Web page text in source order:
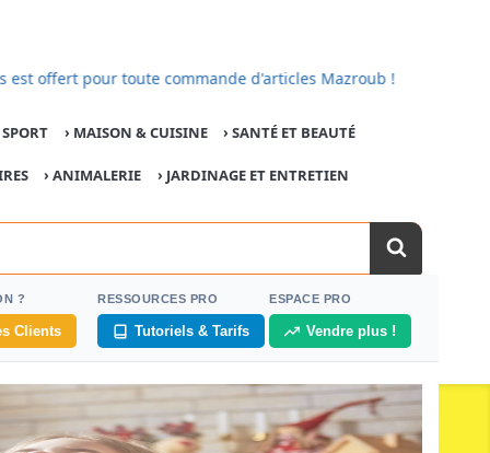
est offert pour toute commande d'articles Mazroub !
› MAISON & CUISINE › SANTÉ ET BEAUTÉ
›ANIMALERIE › JARDINAGE ET ENTRETIEN
?
Clients
RESSOURCES PRO
Tutoriels & Tarifs
ESPACE PRO
Vendre plus !